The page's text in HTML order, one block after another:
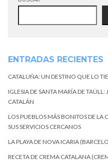
ENTRADAS RECIENTES
CATALUÑA: UN DESTINO QUE LO
IGLESIA DE SANTA MARÍA DE
CATALÁN
LOS PUEBLOS MÁS BONITOS DE LA
SUS SERVICIOS CERCANOS
LA PLAYA DE NOVA ICARIA
RECETA DE CREMA CATALANA